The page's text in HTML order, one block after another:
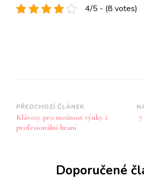
4/5 - (8 votes)
Navigace
příspěvku
PŘEDCHOZÍ ČLÁNEK
Klávesy pro možnost výuky i
profesionální hraní
Doporučené